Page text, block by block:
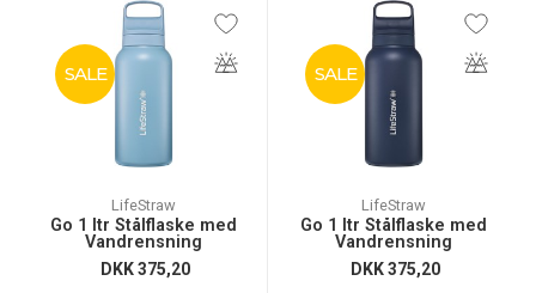
SALE
LifeStraw
Go 1 ltr Stålflaske med
Vandrensning
DKK375,20
SALE
LifeStraw
Go 1 ltr Stålflaske med
Vandrensning
DKK375,20